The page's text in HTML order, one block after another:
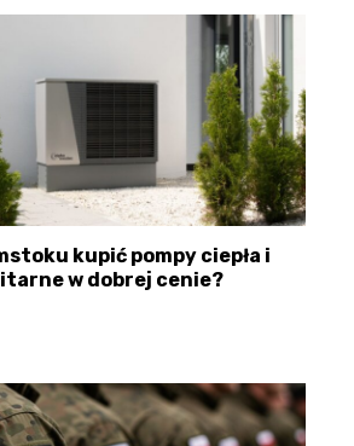
kupić pompy ciepła i
w dobrej cenie?